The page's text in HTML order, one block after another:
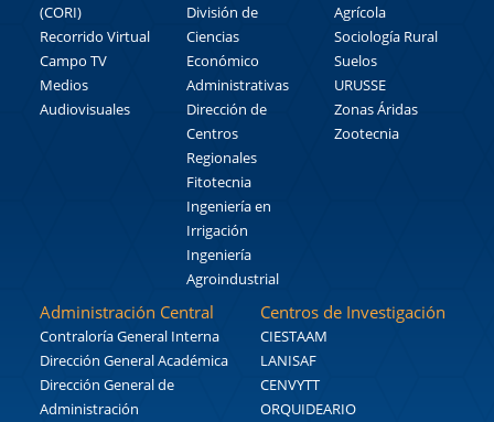
(CORI)
Recorrido Virtual
Campo TV
Medios
Audiovisuales
División de
Ciencias
Económico
Administrativas
Dirección de
Centros
Regionales
Fitotecnia
Ingeniería en
Irrigación
Ingeniería
Agroindustrial
Agrícola
Sociología Rural
Suelos
URUSSE
Zonas Áridas
Zootecnia
Administración Central
Contraloría General Interna
Dirección General Académica
Dirección General de
Administración
Centros de Investigación
CIESTAAM
LANISAF
CENVYTT
ORQUIDEARIO